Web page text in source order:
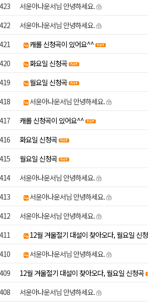
423
서윤아나운서님 안녕하세요.
422
서윤아나운서님 안녕하세요.
421
캐롤 신청곡이 있어요^^
420
화요일 신청곡
419
월요일 신청곡
418
서윤아나운서님 안녕하세요.
417
캐롤 신청곡이 있어요^^
416
화요일 신청곡
415
월요일 신청곡
414
서윤아나운서님 안녕하세요.
413
서윤아나운서님 안녕하세요.
412
서윤아나운서님 안녕하세요.
411
12월 겨울절기 대설이 찾아오다, 월요일 신
410
서윤아나운서님 안녕하세요.
409
12월 겨울절기 대설이 찾아오다, 월요일 신청곡
408
서윤아나운서님 안녕하세요.